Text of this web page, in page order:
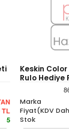
TL
5
Keskin Color
Rulo Hediye
Marka
Fiyat(KDV
Stok